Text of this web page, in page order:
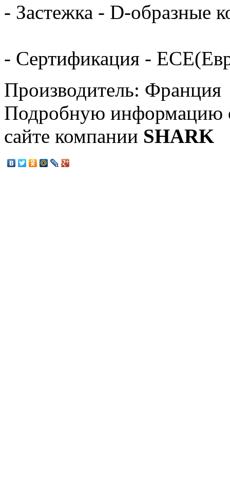
- Застежка - D-образные
- Сертификация -
Производитель: Франция
Подробную информацию
сайте компании SHARK